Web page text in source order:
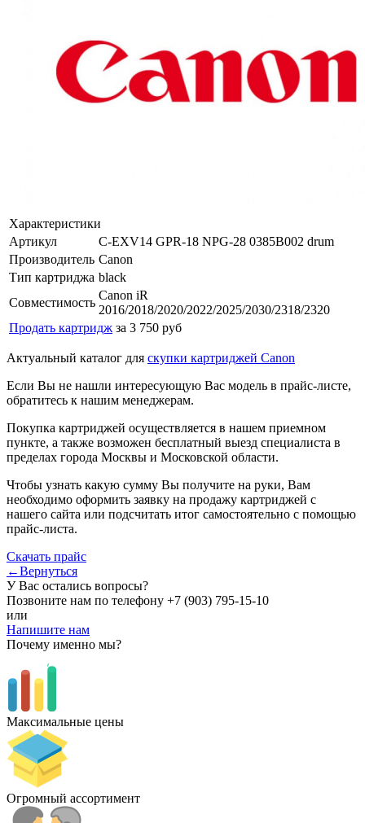
Характеристики
Артикул
C-EXV14 GPR-18 NPG-28 0385B002 drum
Производитель Canon
Тип картриджа black
Совместимость
Canon iR
2016/2018/2020/2022/2025/2030/2318/2320
Продать картридж за 3 750 руб
Актуальный каталог для скупки картриджей Canon
Если Вы не нашли интересующую Вас модель в прайс-листе,
обратитесь к нашим менеджерам.
Покупка картриджей осуществляется в нашем приемном
пункте, а также возможен бесплатный выезд специалиста в
пределах города Москвы и Московской области.
Чтобы узнать какую сумму Вы получите на руки, Вам
необходимо оформить заявку на продажу картриджей с
нашего сайта или подсчитать итог самостоятельно с помощью
прайс-листа.
Скачать прайс
←Вернуться
У Вас остались вопросы?
Позвоните нам по телефону +7 (903) 795-15-10
или
Напишите нам
Почему именно мы?
Максимальные цены
Огромный ассортимент